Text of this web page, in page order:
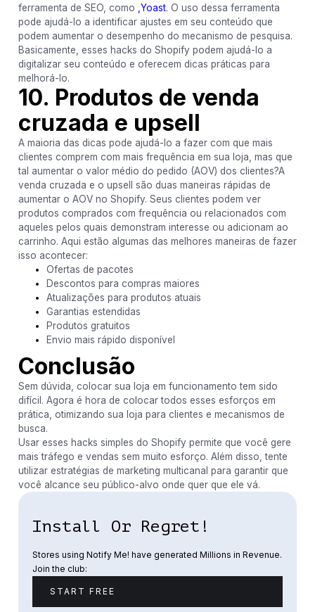
ferramenta de SEO, como ,Yoast. O uso dessa ferramenta
pode ajudá-lo a identificar ajustes em seu conteúdo que
podem aumentar o desempenho do mecanismo de pesquisa.
Basicamente, esses hacks do Shopify podem ajudá-lo a
digitalizar seu conteúdo e oferecem dicas práticas para
melhorá-lo.
10. Produtos de venda
cruzada e upsell
A maioria das dicas pode ajudá-lo a fazer com que mais
clientes comprem com mais frequência em sua loja, mas que
tal aumentar o valor médio do pedido (AOV) dos clientes?A
venda cruzada e o upsell são duas maneiras rápidas de
aumentar o AOV no Shopify. Seus clientes podem ver
produtos comprados com frequência ou relacionados com
aqueles pelos quais demonstram interesse ou adicionam ao
carrinho. Aqui estão algumas das melhores maneiras de fazer
isso acontecer:
Ofertas de pacotes
Descontos para compras maiores
Atualizações para produtos atuais
Garantias estendidas
Produtos gratuitos
Envio mais rápido disponível
Conclusão
Sem dúvida, colocar sua loja em funcionamento tem sido
difícil. Agora é hora de colocar todos esses esforços em
prática, otimizando sua loja para clientes e mecanismos de
busca.
Usar esses hacks simples do Shopify permite que você gere
mais tráfego e vendas sem muito esforço. Além disso, tente
utilizar estratégias de marketing multicanal para garantir que
você alcance seu público-alvo onde quer que ele vá.
Install Or Regret!
Stores using Notify Me! have generated Millions in Revenue.
Join the club:
START FREE